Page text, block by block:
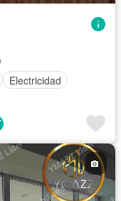
Electricidad